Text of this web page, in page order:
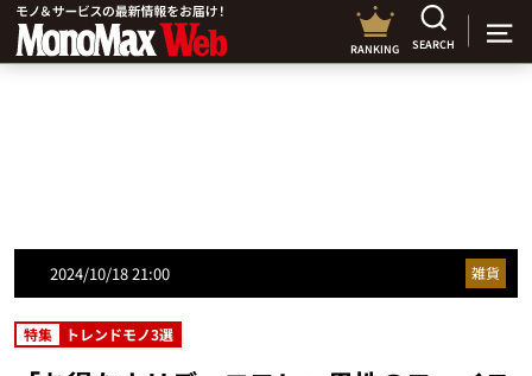
RANKING SEARCH
2024/10/18 21:00 雑貨
特集 トレンドモノ3選